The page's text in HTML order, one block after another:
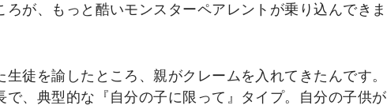
ろが、もっと酷いモンスターペアレントが乗り込んできま
生徒を諭したところ、親がクレームを入れてきたんです。
で、典型的な『自分の子に限って』タイプ。自分の子供が